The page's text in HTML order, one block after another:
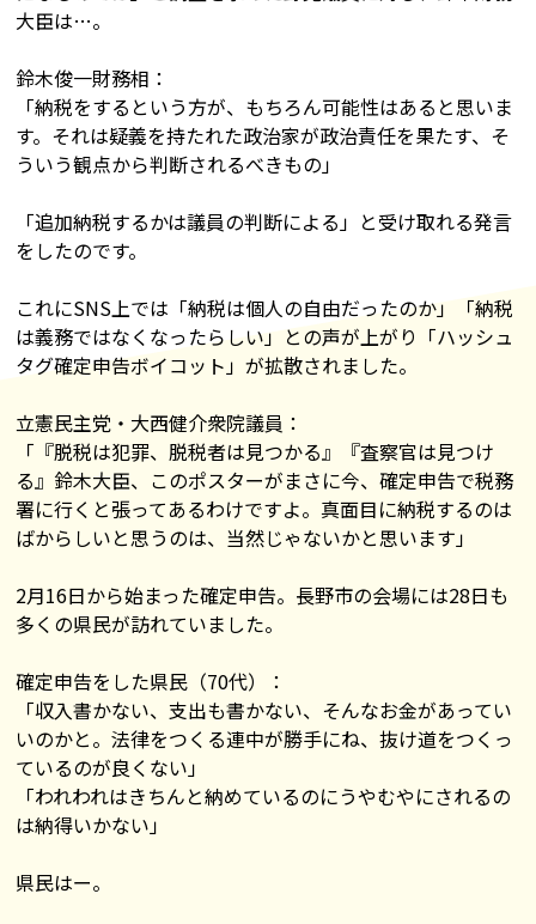
大臣は…。
鈴木俊一財務相：
「納税をするという方が、もちろん可能性はあると思いま
す。それは疑義を持たれた政治家が政治責任を果たす、そ
ういう観点から判断されるべきもの」
「追加納税するかは議員の判断による」と受け取れる発言
をしたのです。
これにSNS上では「納税は個人の自由だったのか」「納税
は義務ではなくなったらしい」との声が上がり「ハッシュ
タグ確定申告ボイコット」が拡散されました。
立憲民主党・大西健介衆院議員：
「『脱税は犯罪、脱税者は見つかる』『査察官は見つけ
る』鈴木大臣、このポスターがまさに今、確定申告で税務
署に行くと張ってあるわけですよ。真面目に納税するのは
ばからしいと思うのは、当然じゃないかと思います」
2月16日から始まった確定申告。長野市の会場には28日も
多くの県民が訪れていました。
確定申告をした県民（70代）：
「収入書かない、支出も書かない、そんなお金があってい
いのかと。法律をつくる連中が勝手にね、抜け道をつくっ
ているのが良くない」
「われわれはきちんと納めているのにうやむやにされるの
は納得いかない」
県民はー。